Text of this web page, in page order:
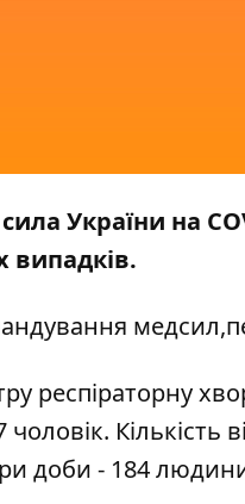
України на
випадків.
медсил
респіраторну
Кількість
доби - 184